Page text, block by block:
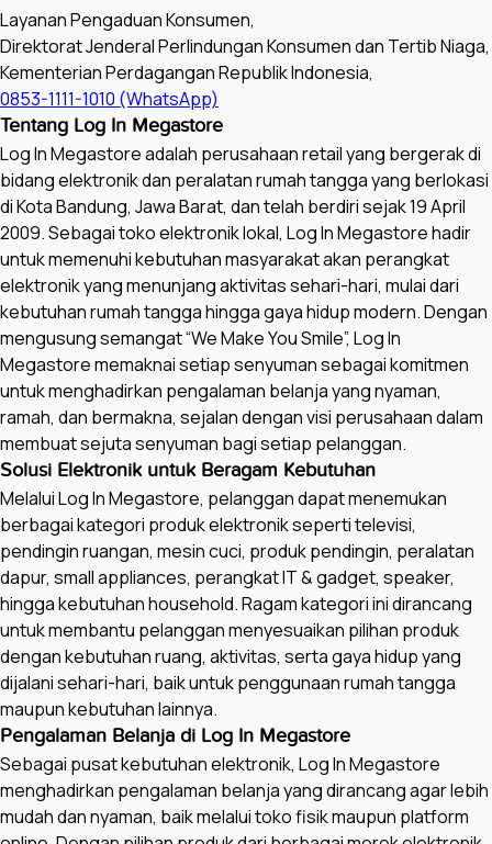
Layanan Pengaduan Konsumen,
Direktorat Jenderal Perlindungan Konsumen dan Tertib Niaga,
Kementerian Perdagangan Republik Indonesia,
0853-1111-1010 (WhatsApp)
Tentang Log In Megastore
Log In Megastore adalah perusahaan retail yang bergerak di
bidang elektronik dan peralatan rumah tangga yang berlokasi
di Kota Bandung, Jawa Barat, dan telah berdiri sejak 19 April
2009. Sebagai toko elektronik lokal, Log In Megastore hadir
untuk memenuhi kebutuhan masyarakat akan perangkat
elektronik yang menunjang aktivitas sehari-hari, mulai dari
kebutuhan rumah tangga hingga gaya hidup modern. Dengan
mengusung semangat “We Make You Smile”, Log In
Megastore memaknai setiap senyuman sebagai komitmen
untuk menghadirkan pengalaman belanja yang nyaman,
ramah, dan bermakna, sejalan dengan visi perusahaan dalam
membuat sejuta senyuman bagi setiap pelanggan.
Solusi Elektronik untuk Beragam Kebutuhan
Melalui Log In Megastore, pelanggan dapat menemukan
berbagai kategori produk elektronik seperti televisi,
pendingin ruangan, mesin cuci, produk pendingin, peralatan
dapur, small appliances, perangkat IT & gadget, speaker,
hingga kebutuhan household. Ragam kategori ini dirancang
untuk membantu pelanggan menyesuaikan pilihan produk
dengan kebutuhan ruang, aktivitas, serta gaya hidup yang
dijalani sehari-hari, baik untuk penggunaan rumah tangga
maupun kebutuhan lainnya.
Pengalaman Belanja di Log In Megastore
Sebagai pusat kebutuhan elektronik, Log In Megastore
menghadirkan pengalaman belanja yang dirancang agar lebih
mudah dan nyaman, baik melalui toko fisik maupun platform